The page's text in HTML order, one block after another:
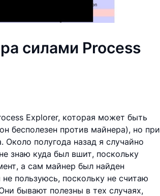
силами Process
Explorer, которая может быть
бесполезен против майнера), но при
Около полугода назад я случайно
знаю куда был вшит, поскольку
а сам майнер был найден
пользуюсь, поскольку не считаю
бывают полезны в тех случаях,